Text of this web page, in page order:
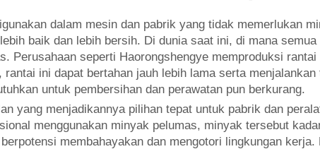
dalam mesin dan pabrik yang tidak memerlukan
baik dan lebih bersih. Di dunia saat ini, di mana
Perusahaan seperti Haorongshengye memproduksi
ini dapat bertahan jauh lebih lama serta
untuk pembersihan dan perawatan pun berkurang.
yang menjadikannya pilihan tepat untuk pabrik dan
menggunakan minyak pelumas, minyak tersebut
membahayakan dan mengotori lingkungan